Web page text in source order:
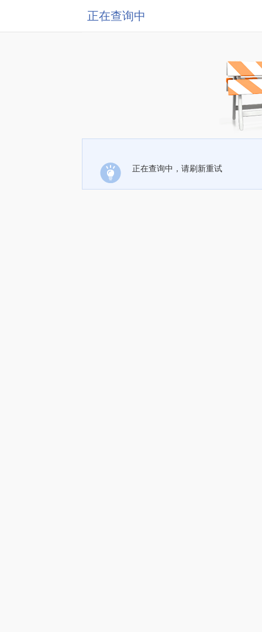
正在查询中
正在查询中，请刷新重试